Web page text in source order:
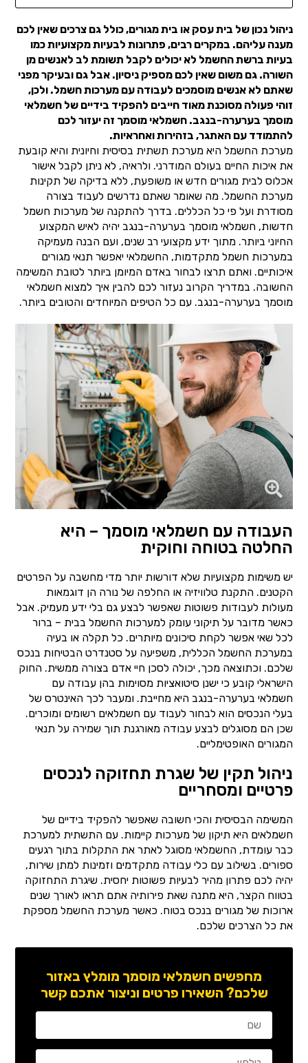
ניהול נכון של בית עסק או בית מגורים, כולל גם צרכים שאין לכם
מענה עליהם. במקרים רבים, פתרונות לבעיות מקצועיות כמו
בעיות ברשת החשמל לא יכולים לקבל תשומת לב לאנשים מן
השורה. גם משום שאין לכם מספיק ניסיון. אבל גם ובעיקר מפני
שאתם לא אנשים מוסמכים לעבודה עם מערכות חשמל. ולכן,
זוהי פעולה מסוכנת מאוד חייבים להפקיד בידיים של חשמלאי
מוסמך בערערה-בנגב. חשמלאי מוסמך זה יעזור לכם
להתמודד עם האתגר, בזהירות ואחראיות.
מערכת החשמל היא מערכת תשתית בסיסית וחיונית והיא קובעת
את איכות החיים בעולם המודרני. ולראיה, לא ניתן לקבל אישור
אכלוס לבית מגורים חדש או משופעת, ללא בדיקה של תקינות
מערכת החשמל. מה שאומר שאתם נדרשים לעבוד בצורה
מסודרת ועל פי כל הכללים. בדרך להתקנה של מערכות חשמל
חדשות, חשמלאי מוסמך בערערה-בנגב יהיה לאיש המקצוע
החיוני ביותר. מתוך ידע מקצועי רב שנים, ועם הבנה מעמיקה
במערכות חשמל מתקדמות, החשמלאי יאפשר תנאי מגורים
איכותיים. ואתם תרצו לבחור באדם המיומן ביותר לטובת המשימה
החשובה. במדריך הקרוב נעזור לכם להבין איך למצוא חשמלאי
מוסמך בערערה-בנגב. עם כל הטיפים המיוחדים והטובים ביותר.
העבודה עם חשמלאי מוסמך – היא
החלטה בטוחה וחוקית
יש משימות מקצועיות שלא דורשות יותר מדי מחשבה על הפרטים
הקטנים. התקנת טלוויזיה או החלפה של נורה הן דוגמאות
מעולות לעבודות פשוטות שאפשר לבצע גם בלי ידע מעמיק. אבל
כאשר מדובר על תיקוני עומק למערכות החשמל בבית – ברור
לכל שאי אפשר לקחת סיכונים מיותרים. כל תקלה או בעיה
במערכת החשמל הכללית, משפיעה על סטנדרט הבטיחות בנכס
שלכם. וכתוצאה מכך, יכולה לסכן חיי אדם בצורה ממשית. החוק
הישראלי קובע כי ישנן סיטואציות מסוימות בהן עבודה עם
חשמלאי בערערה-בנגב היא מחייבת. ומעבר לכך האינטרס של
בעלי הנכסים הוא לבחור לעבוד עם חשמלאים רשומים ומוכרים.
שכן הם מסוגלים לבצע עבודה מאורגנת תוך שמירה על תנאי
המגורים האופטימליים.
ניהול תקין של שגרת תחזוקה לנכסים
פרטיים ומסחריים
המשימה הבסיסית והכי חשובה שאפשר להפקיד בידיים של
חשמלאים היא תיקון של מערכות קיימות. עם התשתית למערכת
כבר עומדת, החשמלאי מסוגל לאתר את התקלות בתוך רגעים
ספורים. בשילוב עם כלי עבודה מתקדמים וזמינות למתן שירות,
יהיה לכם פתרון מהיר לבעיות פשוטות יחסית. שיגרת התחזוקה
בטווח הקצר, היא מתנה שאת פירותיה אתם תראו לאורך שנים
ארוכות של מגורים בנכס בטוח. כאשר מערכת החשמל מספקת
את כל הצרכים שלכם.
מחפשים חשמלאי מוסמך מומלץ באזור
שלכם? השאירו פרטים וניצור אתכם קשר